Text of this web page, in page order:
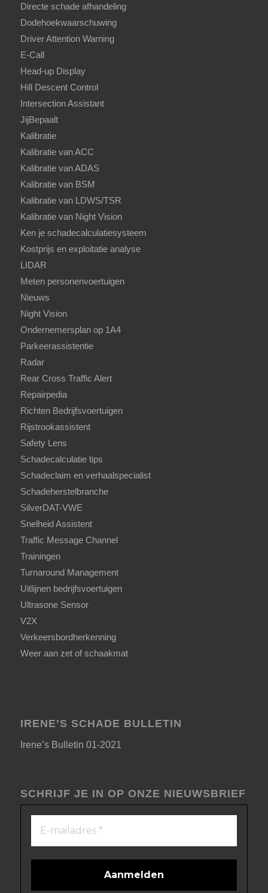
Directe schade afhandeling
Dodehoekwaarschuwing
Driver Attention Warning
E-Call
Head-up Display
Hill Descent Control
Intersection Assistant
JijBepaalt
Kalibratie
Kalibratie van ACC
Kalibratie van ADAS
Kalibratie van BSM
Kalibratie van LDWS/TSR
Kalibratie van Night Vision
Ken je schadecalculatiesysteem
Kostprijs en exploitatie analyse
LIDAR
Meten personenvoertuigen
Nieuws
Night Vision
Ondernemersplan op 1A4
Parkeerassistentie
Radar
Rear Cross Traffic Alert
Repairpedia
Richten Bedrijfsvoertuigen
Rijstrookassistent
Safety Lens
Schadecalculatie tips
Schadeclaim en verhaalspecialist
Schadeherstelbranche
SilverDAT-VWE
Snelheid Assistent
Traffic Message Channel
Trainingen
Turnaround Management
Uitlijnen bedrijfsvoertuigen
Ultrasone Sensor
V2X
Verkeersbordherkenning
Weer aan zet of schaakmat
IRENE’S SCHADE BULLETIN
Irene’s Bulletin 01-2021
SCHRIJF JE IN OP ONZE NIEUWSBRIEF